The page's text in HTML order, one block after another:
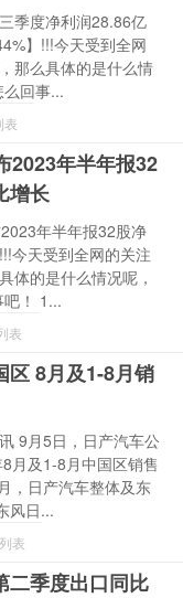
季度净利润28.86亿
】!!!今天受到全网
那么具体的是什么情
回事...
表
2023年半年报32
增长
2023年半年报32股净
今天受到全网的关注
体的是什么情况呢，
！ 1...
表
区 8月及1-8月销
9月5日，日产汽车公
月及1-8月中国区销售
，日产汽车整体及东
风日...
表
二季度出口同比